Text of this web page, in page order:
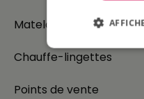
Matelas à langer
Chauffe-lingettes
Points de vente